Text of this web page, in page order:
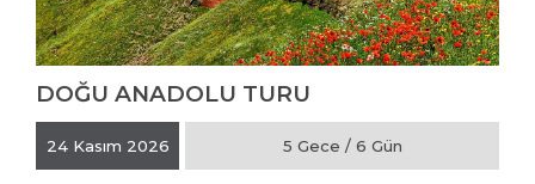
İNCELE
DOĞU ANADOLU TURU
24 Kasım 2026 5 Gece / 6 Gün